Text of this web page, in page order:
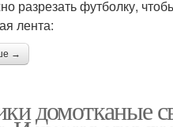
разрезать футболку,
лента:
→
домотканые